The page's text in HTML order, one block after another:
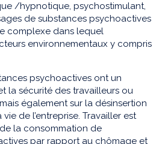
/hypnotique, psychostimulant,
de substances psychoactives
complexe dans lequel
environnementaux y compris
psychoactives ont un
la sécurité des travailleurs ou
également sur la désinsertion
de l’entreprise. Travailler est
la consommation de
par rapport au chômage et